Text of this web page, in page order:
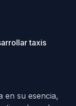
taxis
en su esencia,